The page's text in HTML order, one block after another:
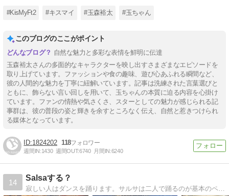
#KisMyFt2 #キスマイ #玉森裕太 #玉ちゃん
このブログのここがポイント
自然な魅力と多彩な表情を鮮明に伝達
玉森裕太さんの多面的なキャラクターを映し出すさまざまなエピソードを
取り上げています。ファッションや食の趣味、遊び心あふれる瞬間など、
彼の人間的な魅力を丁寧に紐解いています。記事は洗練された言葉選びと
ともに、飾らない言い回しを用いて、玉ちゃんの本質に迫る内容を心掛け
ています。ファンの情熱や気さくさ、スターとしての魅力が感じられる記
事群は、彼の普段の姿と輝きを余すところなく伝え、自然と惹きつけられ
る媒体となっています。
1824202 118
週間IN:1430 週間OUT:6740 月間IN:6240
14
Salsaする？
寂しい人はダンスを踊ります。サルサは二人で踊るのが基本のペアダンス。嬉しい日にもダンスを踊ります。私たちのココロの奥にはラテンの風があるものです。